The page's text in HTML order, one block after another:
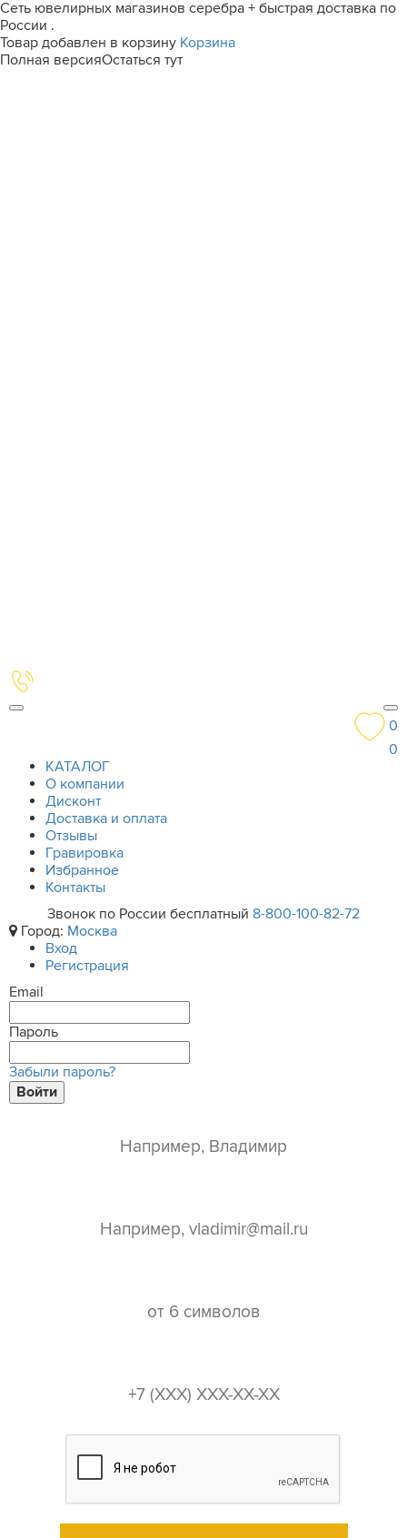
Сеть ювелирных магазинов серебра + быстрая доставка по
России .
Товар добавлен в корзину Корзина
Полная версияОстаться тут
0
0
КАТАЛОГ
О компании
Дисконт
Доставка и оплата
Отзывы
Гравировка
Избранное
Контакты
Звонок по России бесплатный 8-800-100-82-72
Город: Москва
Вход
Регистрация
Email
Пароль
Забыли пароль?
Войти